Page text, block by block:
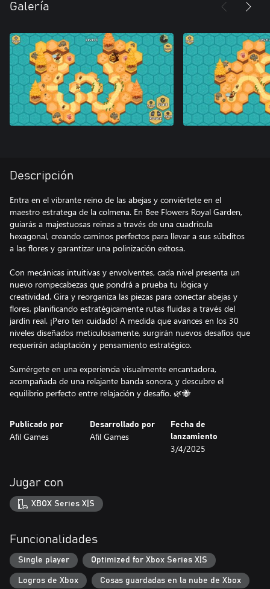
Galería
Descripción
Entra en el vibrante reino de las abejas y conviértete en el
maestro estratega de la colmena. En Bee Flowers Royal Garden,
guiarás a majestuosas reinas a través de una cuadrícula
hexagonal, creando caminos perfectos para llevar a sus súbditos
a las flores y garantizar una polinización exitosa.
Con mecánicas intuitivas y envolventes, cada nivel presenta un
nuevo rompecabezas que pondrá a prueba tu lógica y
creatividad. Gira y reorganiza las piezas para conectar abejas y
flores, planificando estratégicamente rutas fluidas a través del
jardín real. ¡Pero ten cuidado! A medida que avances en los 30
niveles diseñados meticulosamente, surgirán nuevos desafíos que
requerirán adaptación y pensamiento estratégico.
Sumérgete en una experiencia visualmente encantadora,
acompañada de una relajante banda sonora, y descubre el
equilibrio perfecto entre relajación y desafío. 🌿🐝
Publicado por
Afil Games
Desarrollado por
Afil Games
Fecha de
lanzamiento
3/4/2025
Jugar con
XBOX Series X|S
Funcionalidades
Single player Optimized for Xbox Series X|S
Logros de Xbox Cosas guardadas en la nube de Xbox